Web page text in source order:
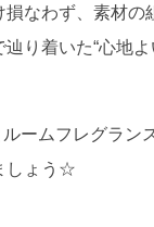
なわず、素材の
り着いた“心地よ
ームフレグラン
しょう☆